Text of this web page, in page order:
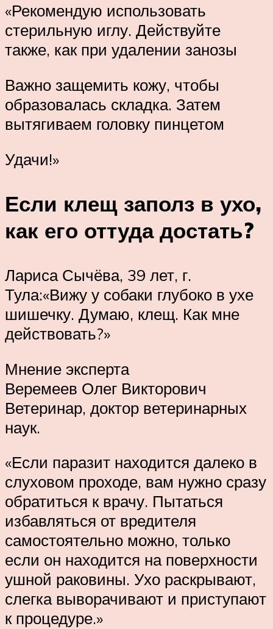
«Рекомендую использовать
стерильную иглу. Действуйте
также, как при удалении занозы
Важно защемить кожу, чтобы
образовалась складка. Затем
вытягиваем головку пинцетом
Удачи!»
Если клещ заполз в ухо,
как его оттуда достать?
Лариса Сычёва, 39 лет, г.
Тула:«Вижу у собаки глубоко в ухе
шишечку. Думаю, клещ. Как мне
действовать?»
Мнение эксперта
Веремеев Олег Викторович
Ветеринар, доктор ветеринарных
наук.
«Если паразит находится далеко в
слуховом проходе, вам нужно сразу
обратиться к врачу. Пытаться
избавляться от вредителя
самостоятельно можно, только
если он находится на поверхности
ушной раковины. Ухо раскрывают,
слегка выворачивают и приступают
к процедуре.»